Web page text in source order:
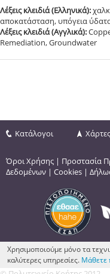
Λέξεις κλειδιά (Ελληνικά):
αποκατάσταση, υπόγεια
Λέξεις κλειδιά (Αγγλικά):
Remediation, Groundwater
Κατάλογοι Χάρτες
Όροι Χρήσης | Προστασία
Δεδομένων | Cookies |
Χρησιμοποιούμε μόνο τα
καλύτερες υπηρεσίες. Μάθετε